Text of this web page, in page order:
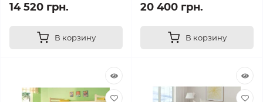
14 520 грн.
В корзину
20 400 грн.
В корзину